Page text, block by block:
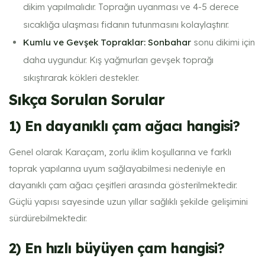
dikim yapılmalıdır. Toprağın uyanması ve 4-5 derece
sıcaklığa ulaşması fidanın tutunmasını kolaylaştırır.
Kumlu ve Gevşek Topraklar: Sonbahar sonu dikimi için
daha uygundur. Kış yağmurları gevşek toprağı
sıkıştırarak kökleri destekler.
Sıkça Sorulan Sorular
1) En dayanıklı çam ağacı hangisi?
Genel olarak Karaçam, zorlu iklim koşullarına ve farklı
toprak yapılarına uyum sağlayabilmesi nedeniyle en
dayanıklı çam ağacı çeşitleri arasında gösterilmektedir.
Güçlü yapısı sayesinde uzun yıllar sağlıklı şekilde gelişimini
sürdürebilmektedir.
2) En hızlı büyüyen çam hangisi?